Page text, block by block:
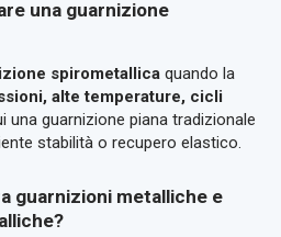
una guarnizione
spirometallica quando la
alte temperature, cicli
una guarnizione piana tradizionale
stabilità o recupero elastico.
guarnizioni metalliche e